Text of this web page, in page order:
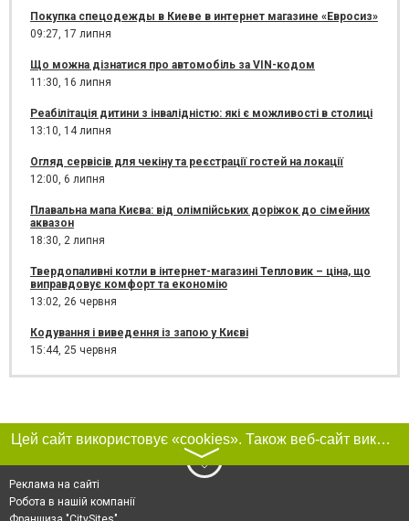
Покупка спецодежды в Киеве в интернет магазине «Евросиз»
09:27, 17 липня
Що можна дізнатися про автомобіль за VIN-кодом
11:30, 16 липня
Реабілітація дитини з інвалідністю: які є можливості в столиці
13:10, 14 липня
Огляд сервісів для чекіну та реєстрації гостей на локації
12:00, 6 липня
Плавальна мапа Києва: від олімпійських доріжок до сімейних
аквазон
18:30, 2 липня
Твердопаливні котли в інтернет-магазині Тепловик – ціна, що
виправдовує комфорт та економію
13:02, 26 червня
Кодування і виведення із запою у Києві
15:44, 25 червня
Цей сайт використовує «cookies». Також веб-сайт використовує інтернет-сервіс для збору технічних даних стосовно відвідувачів з метою отримання маркетингової та статистичної інформації. Умови обробки даних відвідувачів сайту див.
〉
Реклама на сайті
Робота в нашій компанії